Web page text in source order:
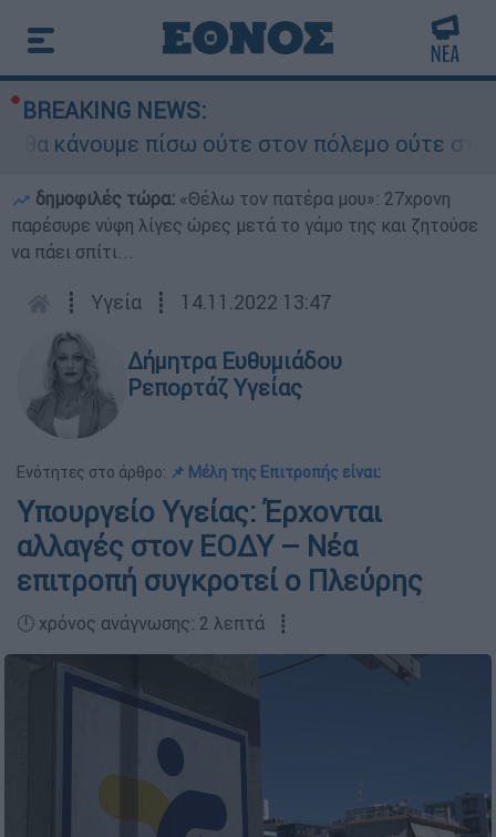
BREAKING NEWS:
κάνουμε πίσω ούτε στον πόλεμο ούτε στις
δημοφιλές τώρα: «Θέλω τον πατέρα μου»: 27χρονη
παρέσυρε νύφη λίγες ώρες μετά το γάμο της και ζητούσε
να πάει σπίτι...
┋ Υγεία ┋ 14.11.2022 13:47
Δήμητρα Ευθυμιάδου
Ρεπορτάζ Υγείας
Ενότητες στο άρθρο: 📌 Μέλη της Επιτροπής είναι:
Υπουργείο Υγείας: Έρχονται
αλλαγές στον ΕΟΔΥ – Νέα
επιτροπή συγκροτεί ο Πλεύρης
🕛 χρόνος ανάγνωσης: 2 λεπτά ┋